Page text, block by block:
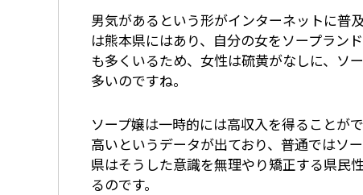
男気があるという形がインターネットに普
は熊本県にはあり、自分の女をソープラン
も多くいるため、女性は硫黄がなしに、ソ
多いのですね。
ソープ嬢は一時的には高収入を得ることが
高いというデータが出ており、普通ではソ
県はそうした意識を無理やり矯正する県民
るのです。